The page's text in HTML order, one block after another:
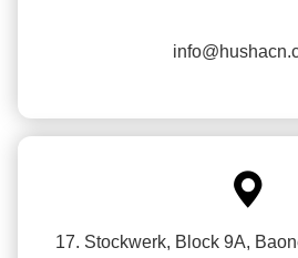

17. Stockwerk, Block 9A,